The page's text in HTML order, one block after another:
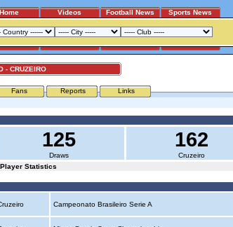
Home Videos Football News Sports News
- CRUZEIRO
Fans Reports Links
125
Draws
162
Cruzeiro
Player Statistics
Campeonato Brasileiro Serie A